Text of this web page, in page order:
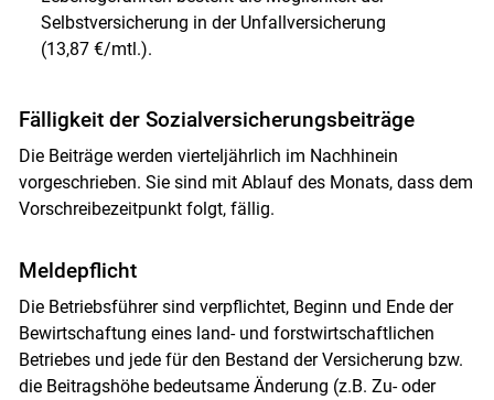
Selbstversicherung in der Unfallversicherung
(13,87 €/mtl.).
Fälligkeit der Sozialversicherungsbeiträge
Die Beiträge werden vierteljährlich im Nachhinein
vorgeschrieben. Sie sind mit Ablauf des Monats, dass dem
Vorschreibezeitpunkt folgt, fällig.
Meldepflicht
Die Betriebsführer sind verpflichtet, Beginn und Ende der
Bewirtschaftung eines land- und forstwirtschaftlichen
Betriebes und jede für den Bestand der Versicherung bzw.
die Beitragshöhe bedeutsame Änderung (z.B. Zu- oder